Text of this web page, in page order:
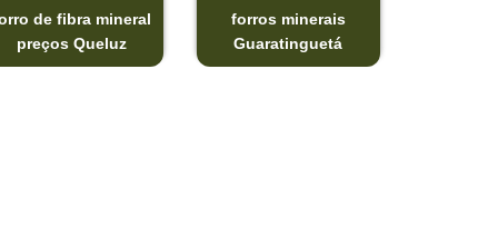
de fibra mineral
preços Queluz
forros minerais
Guaratinguetá